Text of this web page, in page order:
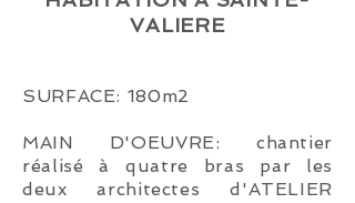
VALIERE
SURFACE: 180m2
MAIN D'OEUVRE: chantier
réalisé à quatre bras par les
deux architectes d'ATELIER